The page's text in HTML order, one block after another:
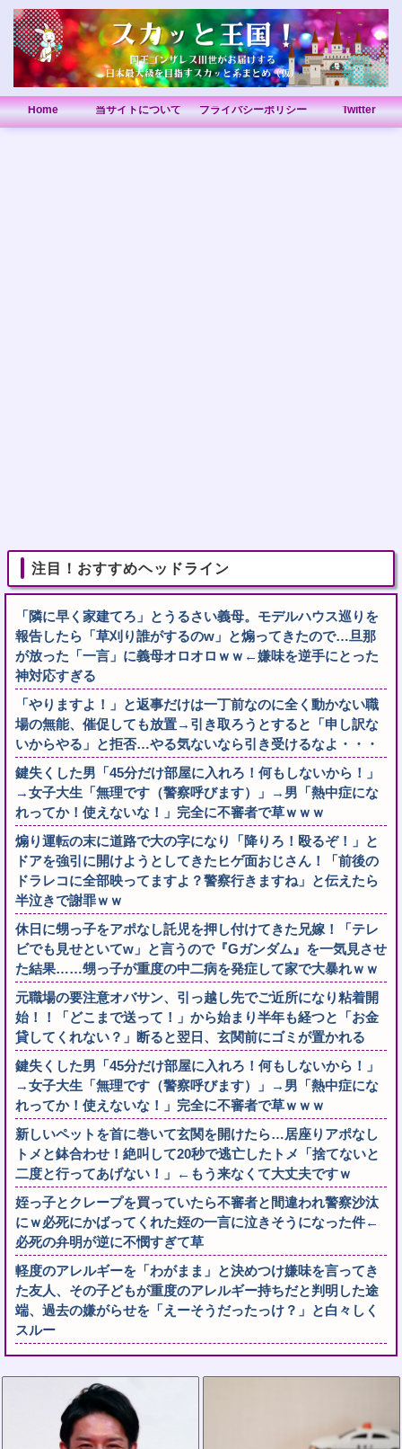
Home 当サイトについて プライバシーポリシー Twitter
注目！おすすめヘッドライン
「隣に早く家建てろ」とうるさい義母。モデルハウス巡りを
報告したら「草刈り誰がするのw」と煽ってきたので…旦那
が放った「一言」に義母オロオロｗｗ←嫌味を逆手にとった
神対応すぎる
「やりますよ！」と返事だけは一丁前なのに全く動かない職
場の無能、催促しても放置→引き取ろうとすると「申し訳な
いからやる」と拒否…やる気ないなら引き受けるなよ・・・
鍵失くした男「45分だけ部屋に入れろ！何もしないから！」
→女子大生「無理です（警察呼びます）」→男「熱中症にな
れってか！使えないな！」完全に不審者で草ｗｗｗ
煽り運転の末に道路で大の字になり「降りろ！殴るぞ！」と
ドアを強引に開けようとしてきたヒゲ面おじさん！「前後の
ドラレコに全部映ってますよ？警察行きますね」と伝えたら
半泣きで謝罪ｗｗ
休日に甥っ子をアポなし託児を押し付けてきた兄嫁！「テレ
ビでも見せといてw」と言うので『Gガンダム』を一気見させ
た結果……甥っ子が重度の中二病を発症して家で大暴れｗｗ
元職場の要注意オバサン、引っ越し先でご近所になり粘着開
始！！「どこまで送って！」から始まり半年も経つと「お金
貸してくれない？」断ると翌日、玄関前にゴミが置かれる
鍵失くした男「45分だけ部屋に入れろ！何もしないから！」
→女子大生「無理です（警察呼びます）」→男「熱中症にな
れってか！使えないな！」完全に不審者で草ｗｗｗ
新しいペットを首に巻いて玄関を開けたら…居座りアポなし
トメと鉢合わせ！絶叫して20秒で逃亡したトメ「捨てないと
二度と行ってあげない！」←もう来なくて大丈夫ですｗ
姪っ子とクレープを買っていたら不審者と間違われ警察沙汰
にｗ必死にかばってくれた姪の一言に泣きそうになった件←
必死の弁明が逆に不憫すぎて草
軽度のアレルギーを「わがまま」と決めつけ嫌味を言ってき
た友人、その子どもが重度のアレルギー持ちだと判明した途
端、過去の嫌がらせを「えーそうだったっけ？」と白々しく
スルー